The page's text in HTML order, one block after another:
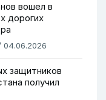
вошел в
дорогих
/ 04.06.2026
защитников
получил